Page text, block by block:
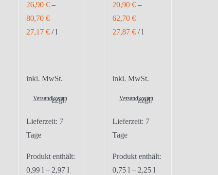
26,90 € –
80,70 €
27,17 € /l
inkl. MwSt.
zzgl.
Versandkosten
Lieferzeit: 7
Tage
Produkt enthält:
0,99 l – 2,97 l
20,90€ –
62,70€
27,87€ /l
inkl. MwSt.
zzgl.
Versandkosten
Lieferzeit: 7
Tage
Produkt enthält:
0,75l – 2,25l